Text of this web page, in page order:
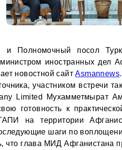
и Полномочный посол
иностранных дел
новостной сайтAsmannews.
участником встречи
Limited Мухамметмырат
готовность к
на территории
шаги по
что глава МИД Афганистана